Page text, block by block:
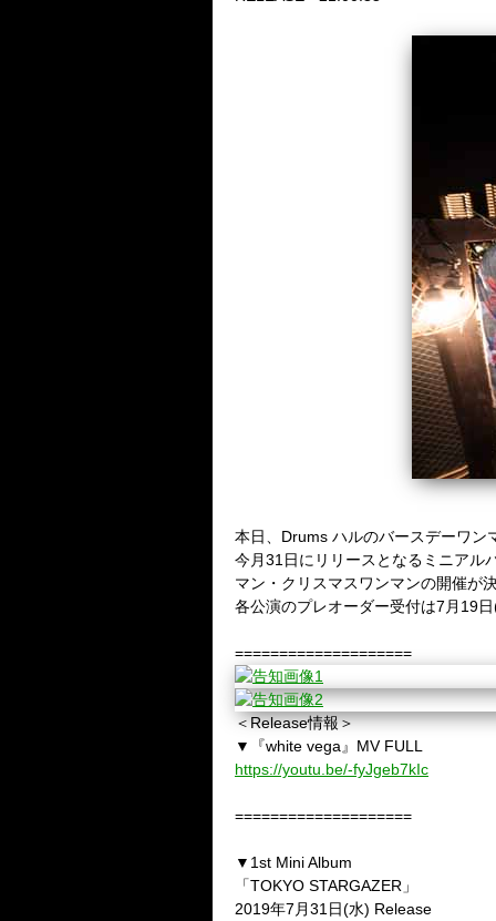
本日、Drums ハルのバースデーワン
今月31日にリリースとなるミニアル
マン・クリスマスワンマンの開催が
各公演のプレオーダー受付は7月19
====================
＜Release情報＞
▼『white vega』MV FULL
https://youtu.be/-fyJgeb7kIc
====================
▼1st Mini Album
「TOKYO STARGAZER」
2019年7月31日(水) Release